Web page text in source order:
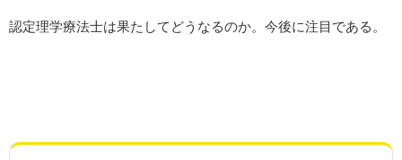
認定理学療法士は果たしてどうなるのか。今後に注目である。